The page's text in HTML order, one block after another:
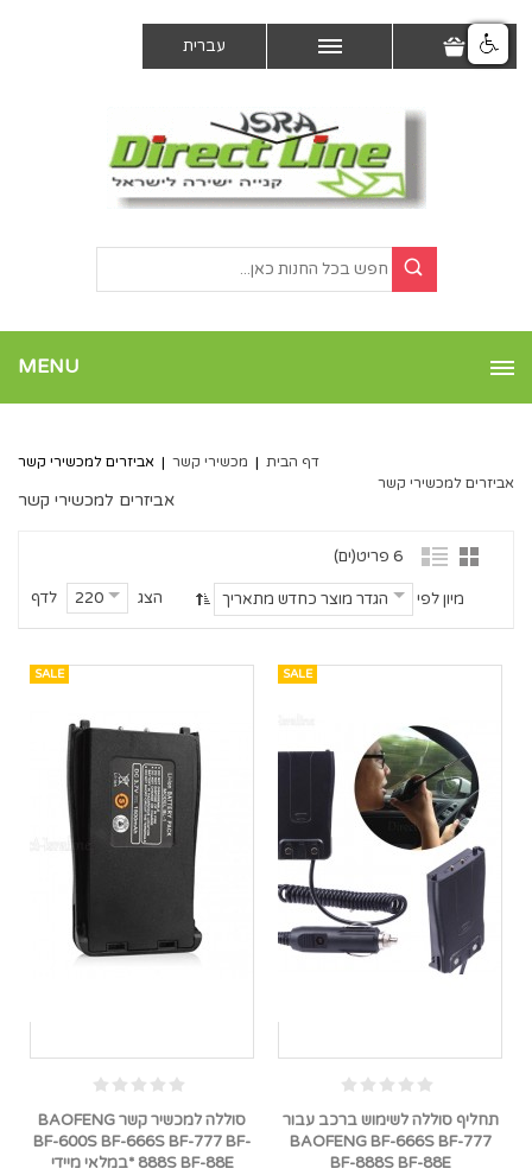
עברית
MENU
דף הבית | מכשירי קשר | אביזרים למכשירי קשר
אביזרים למכשירי קשר
אביזרים למכשירי קשר
6 פריט(ים)
הצג 220 לדף מיון לפי הגדר מוצר כחדש מתאריך
SALE
תחליף סוללה לשימוש ברכב עבור
BAOFENG BF-666S BF-777
BF-888S BF-88E
SALE
סוללה למכשיר קשר BAOFENG
BF-600S BF-666S BF-777 BF-
888S BF-88E *במלאי מיידי